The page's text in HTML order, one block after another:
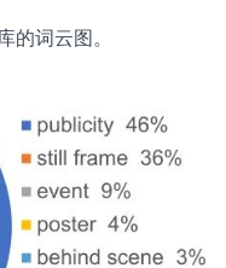
词云图。